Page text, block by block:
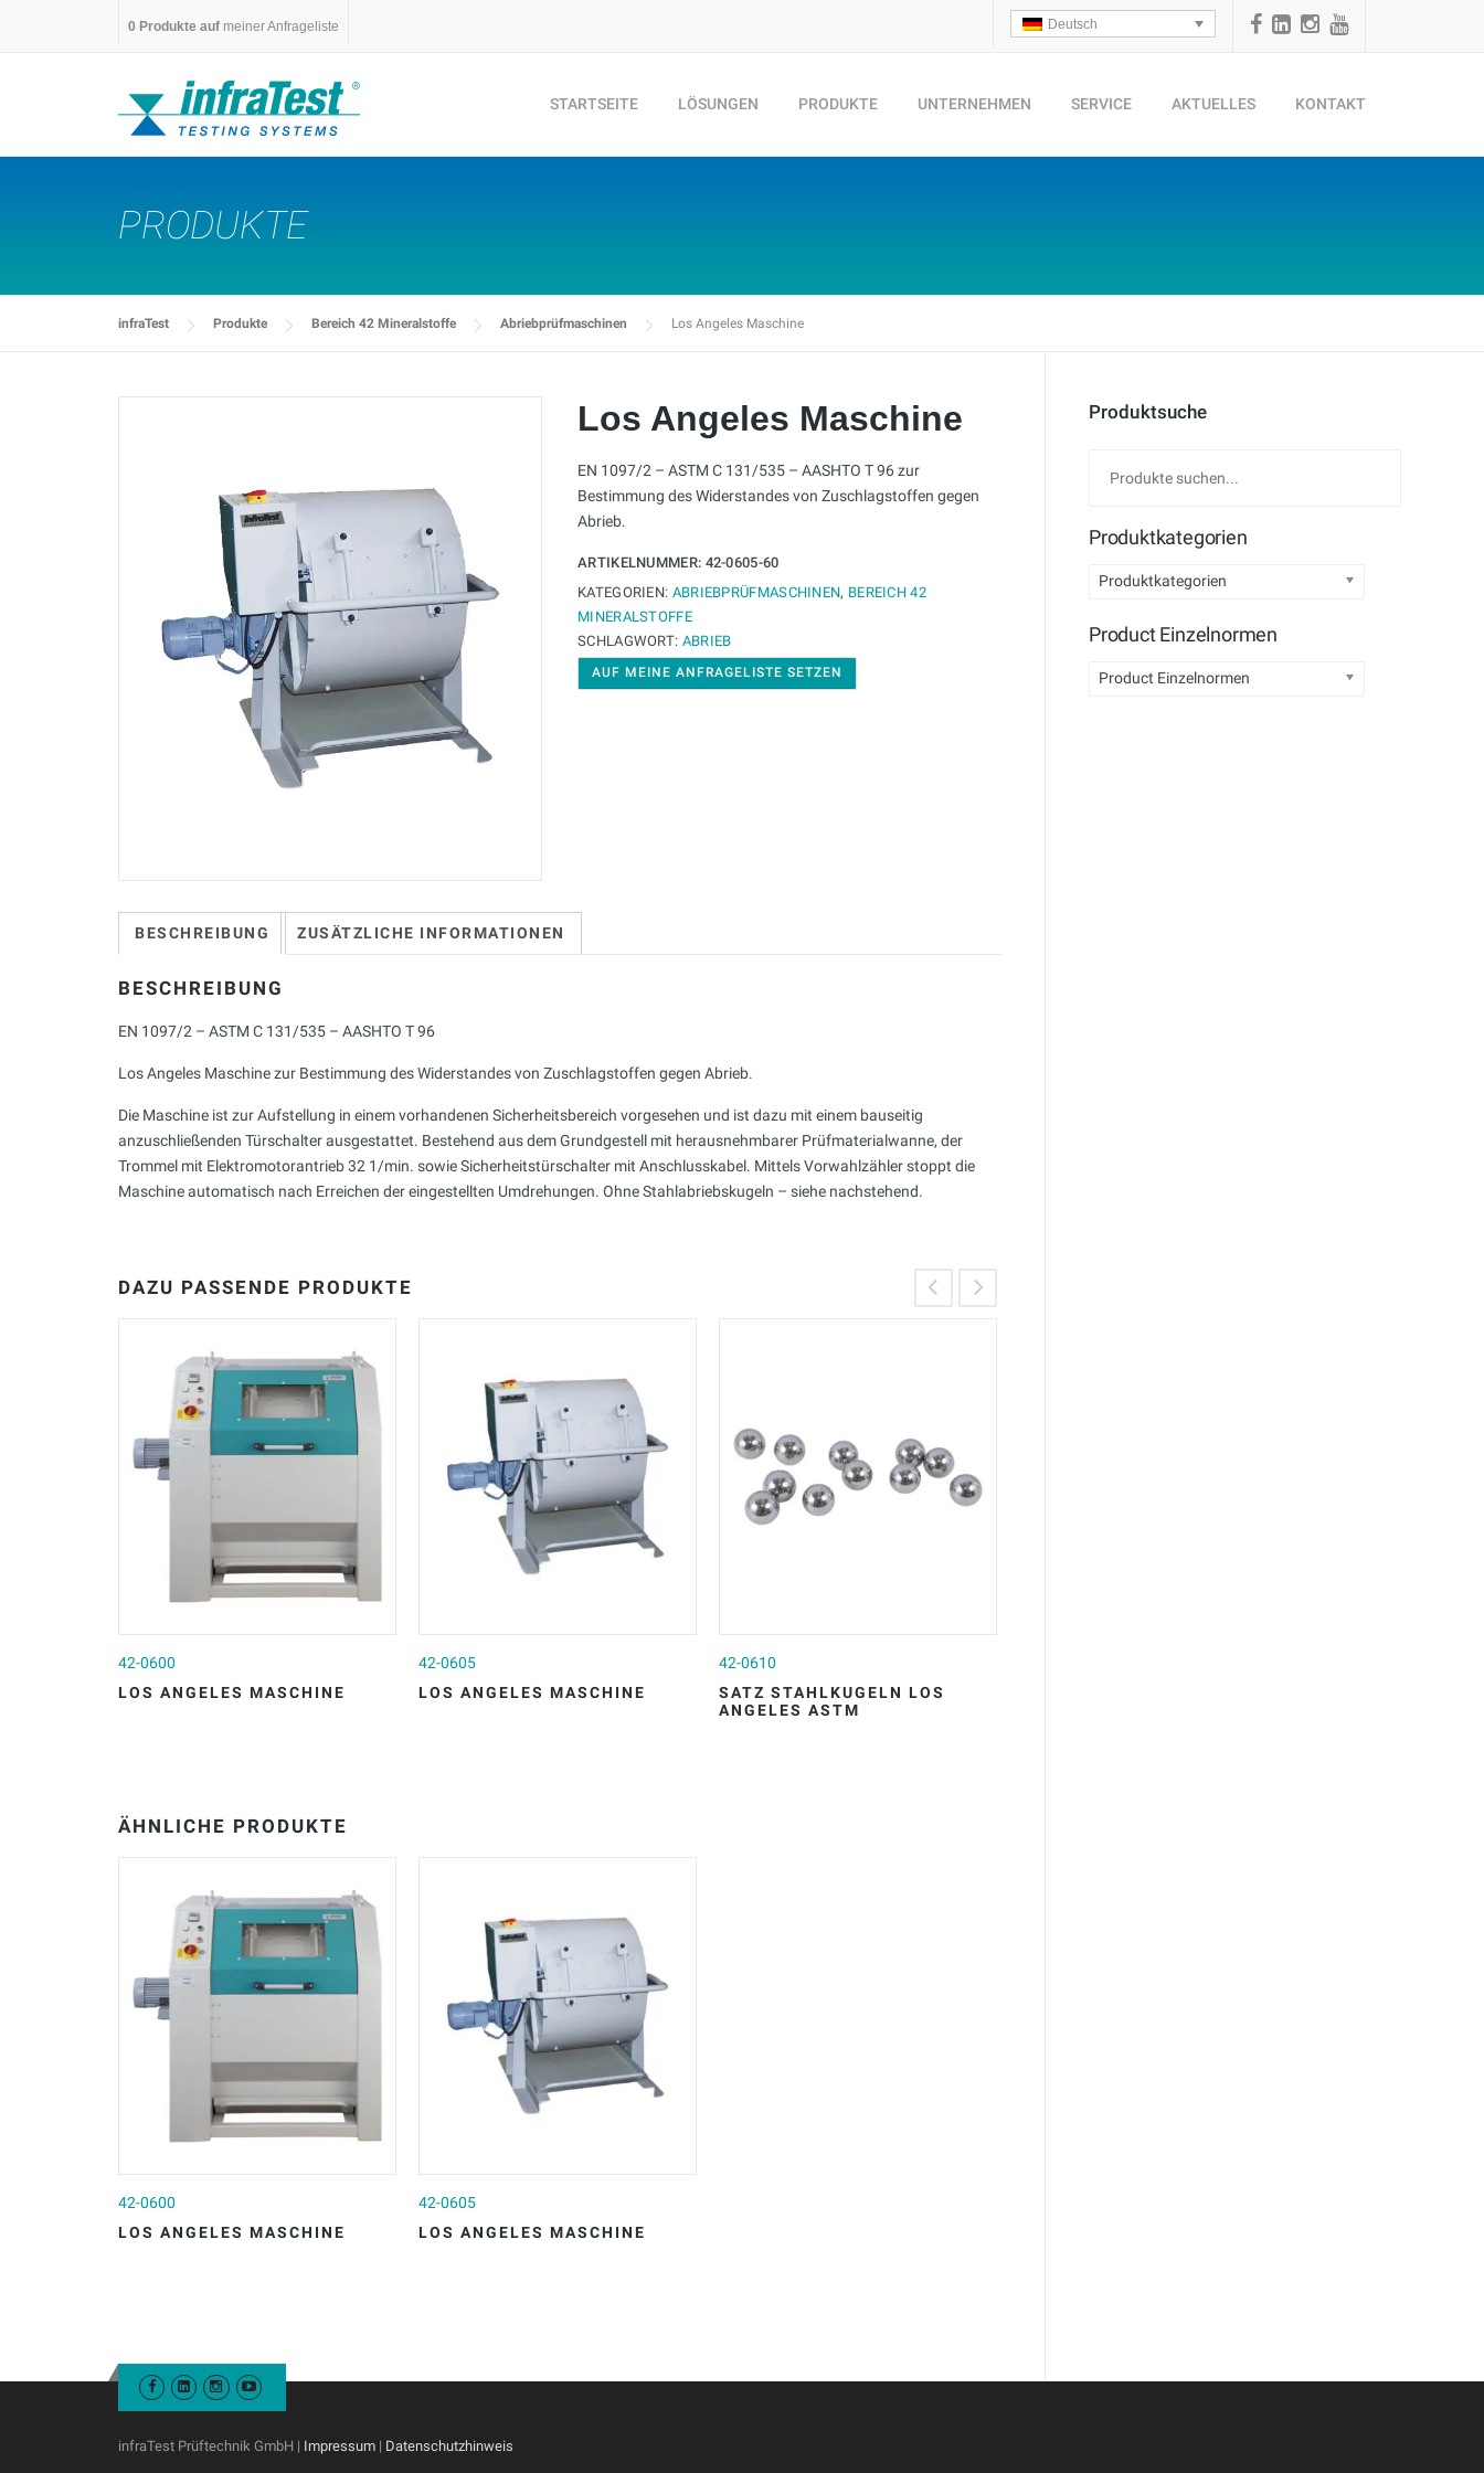
0 Produkte auf meiner Anfrageliste Deutsch
STARTSEITE LÖSUNGEN PRODUKTE UNTERNEHMEN SERVICE AKTUELLES KONTAKT
PRODUKTE
infraTest Produkte Bereich 42 Mineralstoffe Abriebprüfmaschinen Los Angeles Maschine
Los Angeles Maschine
EN 1097/2 – ASTM C 131/535 – AASHTO T 96 zur
Bestimmung des Widerstandes von Zuschlagstoffen gegen
Abrieb.
ARTIKELNUMMER: 42-0605-60
KATEGORIEN: ABRIEBPRÜFMASCHINEN, BEREICH 42
MINERALSTOFFE
SCHLAGWORT: ABRIEB
AUF MEINE ANFRAGELISTE SETZEN
BESCHREIBUNG ZUSÄTZLICHE INFORMATIONEN
BESCHREIBUNG
EN 1097/2 – ASTM C 131/535 – AASHTO T 96
Los Angeles Maschine zur Bestimmung des Widerstandes von Zuschlagstoffen gegen Abrieb.
Die Maschine ist zur Aufstellung in einem vorhandenen Sicherheitsbereich vorgesehen und ist dazu mit einem bauseitig
anzuschließenden Türschalter ausgestattet. Bestehend aus dem Grundgestell mit herausnehmbarer Prüfmaterialwanne, der
Trommel mit Elektromotorantrieb 32 1/min. sowie Sicherheitstürschalter mit Anschlusskabel. Mittels Vorwahlzähler stoppt die
Maschine automatisch nach Erreichen der eingestellten Umdrehungen. Ohne Stahlabriebskugeln – siehe nachstehend.
DAZU PASSENDE PRODUKTE
42-0600
LOS ANGELES MASCHINE
42-0605
LOS ANGELES MASCHINE
42-0610
SATZ STAHLKUGELN LOS
ANGELES ASTM
ÄHNLICHE PRODUKTE
42-0600
LOS ANGELES MASCHINE
42-0605
LOS ANGELES MASCHINE
Produktsuche
Produktkategorien
Produktkategorien
Product Einzelnormen
Product Einzelnormen
infraTest Prüftechnik GmbH | Impressum | Datenschutzhinweis